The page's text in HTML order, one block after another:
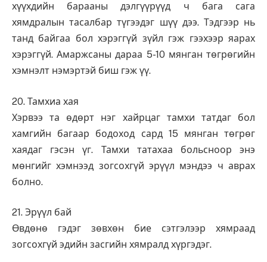
хүүхдийн барааны дэлгүүрүүд ч бага сага
хямдралын тасалбар түгээдэг шүү дээ. Тэдгээр нь
танд байгаа бол хэрэггүй зүйл гэж гээхээр яарах
хэрэггүй. Амаржсаны дараа 5-10 мянган төгрөгийн
хэмнэлт нэмэртэй биш гэж үү.
20. Тамхиа хая
Хэрвээ та өдөрт нэг хайрцаг тамхи татдаг бол
хамгийн багаар бодоход сард 15 мянган төгрөг
хаядаг гэсэн үг. Тамхи татахаа больсноор энэ
мөнгийг хэмнээд зогсохгүй эрүүл мэндээ ч аврах
болно.
21. Эрүүл бай
Өвдөнө гэдэг зөвхөн бие сэтгэлээр хямраад
зогсохгүй эдийн засгийн хямралд хүргэдэг.